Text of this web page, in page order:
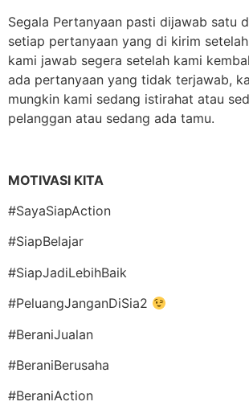
Segala Pertanyaan pasti dijawab satu
setiap pertanyaan yang di kirim
kami jawab segera setelah kami
ada pertanyaan yang tidak terjawab,
mungkin kami sedang istirahat atau
pelanggan atau sedang ada tamu.
MOTIVASI KITA
#SayaSiapAction
#SiapBelajar
#SiapJadiLebihBaik
#PeluangJanganDiSia2
#BeraniJualan
#BeraniBerusaha
#BeraniAction